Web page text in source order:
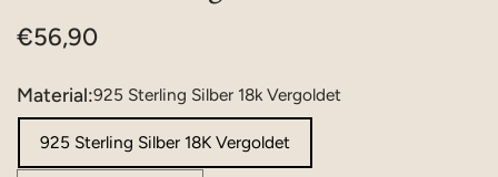
€56,90
Material:925 Sterling Silber 18k Vergoldet
925 Sterling Silber 18K Vergoldet